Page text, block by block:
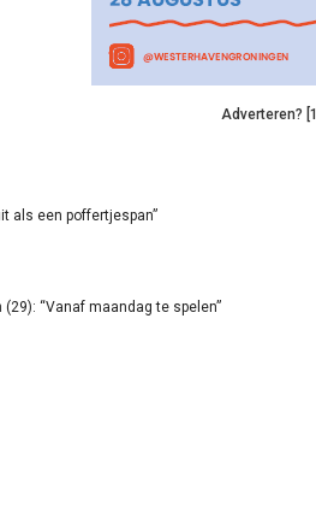
Adverteren? [1]
als een poffertjespan”
“Vanaf maandag te spelen”